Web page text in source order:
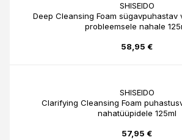
SHISEIDO
Deep Cleansing Foam sügavpuhastav
probleemsele nahale
58,95 €
SHISEIDO
Clarifying Cleansing Foam
nahatüüpidele 125ml
57,95 €